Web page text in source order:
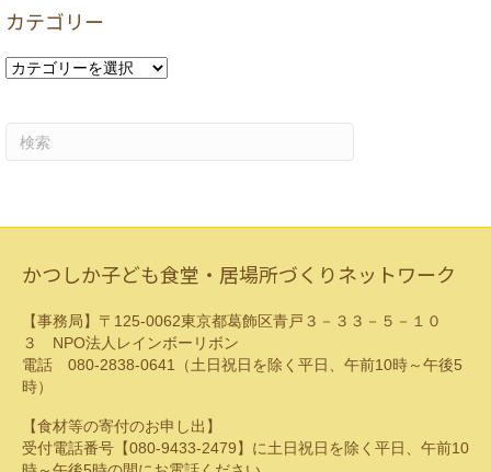
イ
カテゴリー
カ
かつしか子ども食堂・居場所づくりネットワーク
【事務局】〒125-0062東京都葛飾区青戸３－３３－５－１０
３ NPO法人レインボーリボン
電話 080-2838-0641（土日祝日を除く平日、午前10時～午後5
時）
【食材等の寄付のお申し出】
受付電話番号【080-9433-2479】に土日祝日を除く平日、午前10